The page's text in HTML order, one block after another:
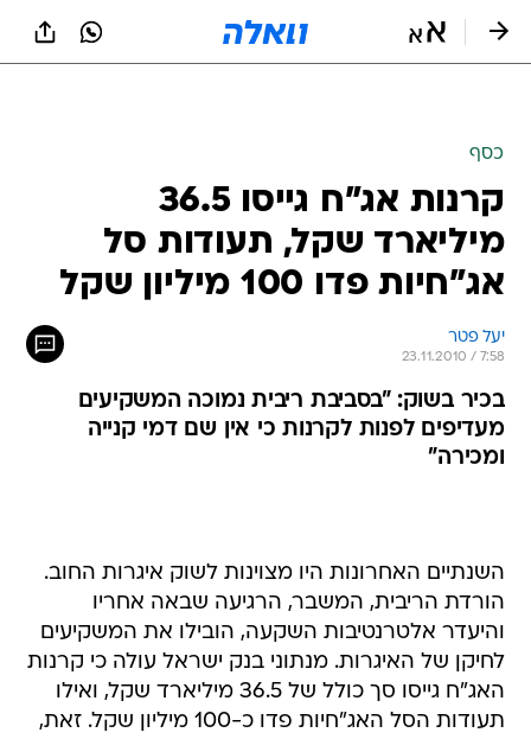
כסף
קרנות אג"ח גייסו 36.5
מיליארד שקל, תעודות סל
אג"חיות פדו 100 מיליון שקל
יעל פטר
23.11.2010 / 7:58
בכיר בשוק: "בסביבת ריבית נמוכה המשקיעים
מעדיפים לפנות לקרנות כי אין שם דמי קנייה
ומכירה"
השנתיים האחרונות היו מצוינות לשוק איגרות החוב.
הורדת הריבית, המשבר, הרגיעה שבאה אחריו
והיעדר אלטרנטיבות השקעה, הובילו את המשקיעים
לחיקן של האיגרות. מנתוני בנק ישראל עולה כי קרנות
האג"ח גייסו סך כולל של 36.5 מיליארד שקל, ואילו
תעודות הסל האג"חיות פדו כ-100 מיליון שקל. זאת,